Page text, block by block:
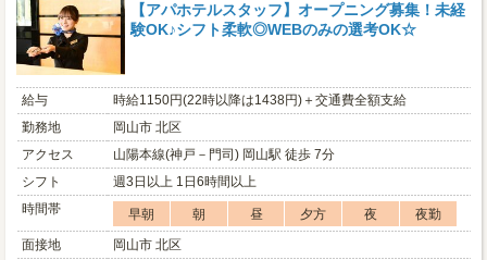
【アパホテルスタッフ】オープニング募集！未経
験OK♪シフト柔軟◎WEBのみの選考OK☆
給与
時給1150円(22時以降は1438円)＋交通費全額支給
勤務地
岡山市 北区
アクセス
山陽本線(神戸－門司) 岡山駅 徒歩 7分
シフト
週3日以上 1日6時間以上
時間帯
早朝 朝 昼 夕方 夜
夜勤
面接地
岡山市 北区